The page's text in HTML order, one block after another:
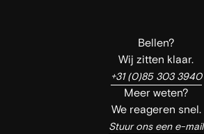
Bellen?
Wij zitten klaar.
+31 (0)85 303 3940
Meer weten?
We reageren snel.
Stuur ons een e-mail